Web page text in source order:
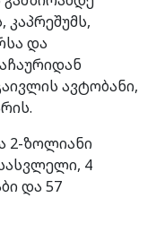
კაპრეშუმს,
და
ავტობანი,
2-ზოლიანი
4
და 57